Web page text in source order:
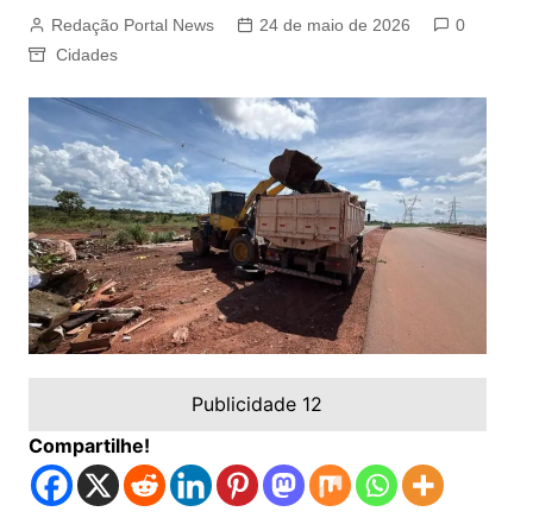
Redação Portal News 24 de maio de 2026
0
Cidades
Publicidade 12
Compartilhe!